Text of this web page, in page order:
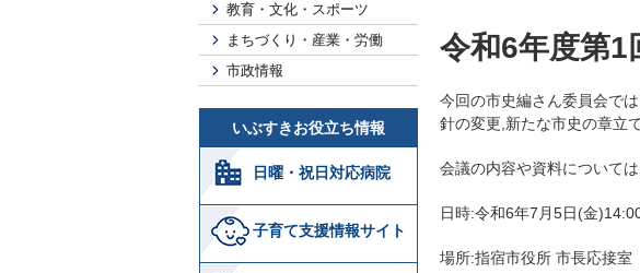
教育・文化・スポーツ
まちづくり・産業・労働
市政情報
いぶすきお役立ち情報
日曜・祝日対応病院
子育て支援情報サイト
令和6年度第1
今回の市史編さん委員会で
針の変更,新たな市史の章立
会議の内容や資料については
日時:令和6年7月5日(金
場所:指宿市役所 市長応接室